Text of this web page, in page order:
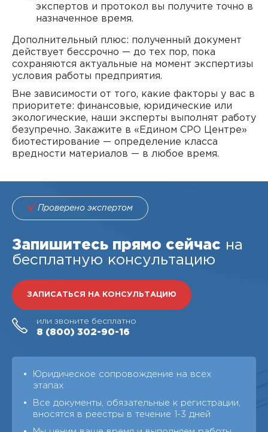
экспертов и протокол вы получите точно в
назначенное время.
Дополнительный плюс: полученный документ
действует бессрочно — до тех пор, пока
сохраняются актуальные на момент экспертизы
условия работы предприятия.
Вне зависимости от того, какие факторы у вас в
приоритете: финансовые, юридические или
экологические, наши эксперты выполнят работу
безупречно. Закажите в «Едином СРО Центре»
биотестирование — определение класса
вредности материалов — в любое время.
Проверено экспертом
Запишитесь прямо сейчас на
бесплатную консультацию
ЗАПИСАТЬСЯ НА КОНСУЛЬТАЦИЮ
или звоните бесплатно
8 (800) 302-90-16
Юридическое сопровождение на всех
этапах
Все документы, обязательные к регистрации,
вносятся в реестры в течение 1-3 дней